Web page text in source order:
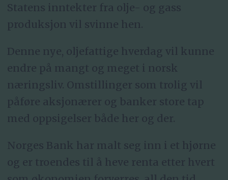
Statens inntekter fra olje- og gass
produksjon vil svinne hen.
Denne nye, oljefattige hverdag vil kunne
endre på mangt og meget i norsk
næringsliv. Omstillinger som trolig vil
påføre aksjonærer og banker store tap
med oppsigelser både her og der.
Norges Bank har malt seg inn i et hjørne
og er troendes til å heve renta etter hvert